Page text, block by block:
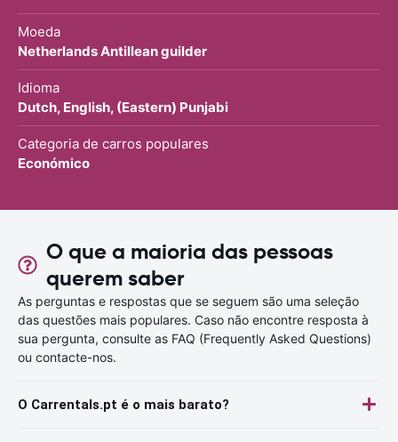
Moeda
Netherlands Antillean guilder
Idioma
Dutch, English, (Eastern) Punjabi
Categoria de carros populares
Económico
O que a maioria das pessoas
querem saber
As perguntas e respostas que se seguem são uma seleção
das questões mais populares. Caso não encontre resposta à
sua pergunta, consulte as FAQ (Frequently Asked Questions)
ou contacte-nos.
O Carrentals.pt é o mais barato?